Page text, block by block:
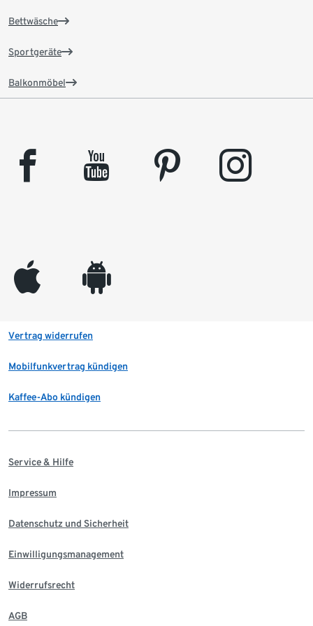
Bettwäsche
Sportgeräte
Balkonmöbel
facebook youtube pinterest instagram
appleinc android
Vertrag widerrufen
Mobilfunkvertrag kündigen
Kaffee-Abo kündigen
Service & Hilfe
Impressum
Datenschutz und Sicherheit
Einwilligungsmanagement
Widerrufsrecht
AGB